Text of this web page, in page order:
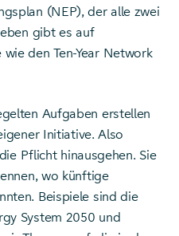
(NEP), der alle zwei
gibt es auf
den Ten-Year Network
Aufgaben erstellen
Initiative. Also
Pflicht hinausgehen. Sie
wo künftige
Beispiele sind die
System 2050 und